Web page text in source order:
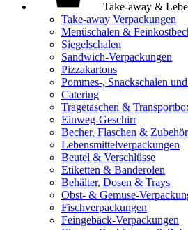
Take-away &
Take-away Verpackungen
Menüschalen &
Siegelschalen
Sandwich-Verpackungen
Pizzakartons
Pommes-, Snackschalen
Catering
Tragetaschen &
Einweg-Geschirr
Becher, Flaschen & Zubehör
Lebensmittelverpackungen
Beutel & Verschlüsse
Etiketten & Banderolen
Behälter, Dosen & Trays
Obst- & Gemüse-
Fischverpackungen
Feingebäck-Verpackungen